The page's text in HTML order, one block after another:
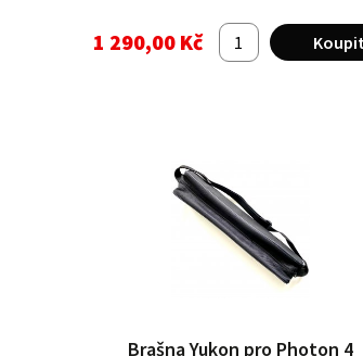
1 290,00 Kč
Brašna Yukon pro Photon 4